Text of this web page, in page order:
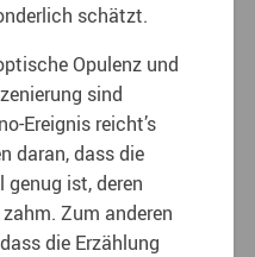
schätzt.
Opulenz und
sind
Ereignis reicht’s
daran, dass die
ist, deren
Zum anderen
die Erzählung